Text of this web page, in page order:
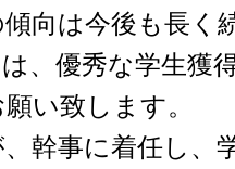
向は今後も長く
、優秀な学生獲
い致します。
幹事に着任し、